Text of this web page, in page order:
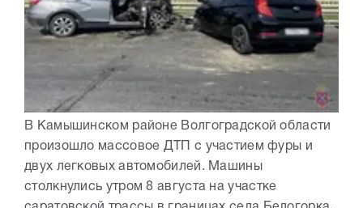
В Камышинском районе Волгоградской области
произошло массовое ДТП с участием фуры и
двух легковых автомобилей. Машины
столкнулись утром 8 августа на участке